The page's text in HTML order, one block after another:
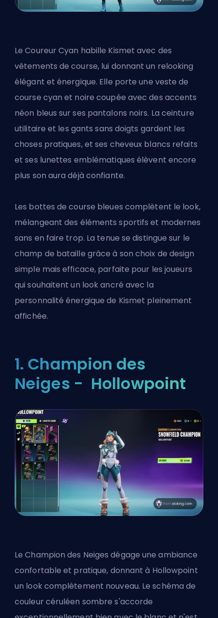
Le Coureur Cyan habille Kismet avec des
vêtements de course, lui donnant un relooking
élégant et énergique. Elle porte une veste de
course cyan et noire coupée avec des accents
néon bleus sur ses pantalons noirs. La ceinture
utilitaire et les gants sans doigts gardent les
choses pratiques, et ses cheveux blancs refaits
et ses lunettes emblématiques élèvent encore
plus son aura déjà confiante.
Les bottes de course bleues complètent le look,
mélangeant des éléments sportifs et modernes
sans en faire trop. La tenue se distingue sur le
champ de bataille grâce à son choix de design
simple mais efficace, parfaite pour les joueurs
qui souhaitent un look ancré avec la
personnalité énergique de Kismet pleinement
affichée.
1. Champion des
Neiges - Hollowpoint
Le Champion des Neiges dégage une ambiance
confortable et pratique, donnant à Hollowpoint
un look complètement nouveau. Le schéma de
couleur céruléen sombre s'accorde